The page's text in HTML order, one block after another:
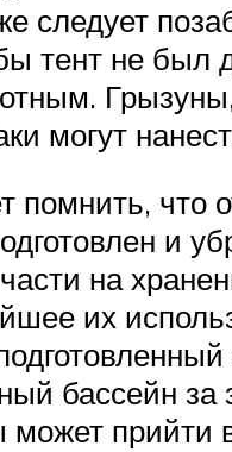
следует
тент не был
могут
помнить, что
и
на
их
бассейн за
прийти